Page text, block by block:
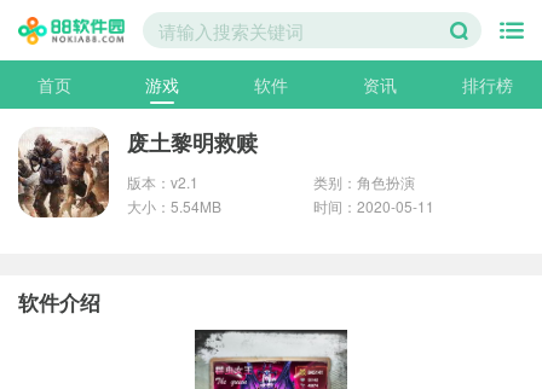
首页 游戏 软件 资讯 排行榜
废土黎明救赎
版本：v2.1
类别：角色扮演
大小：5.54MB
时间：2020-05-11
软件介绍